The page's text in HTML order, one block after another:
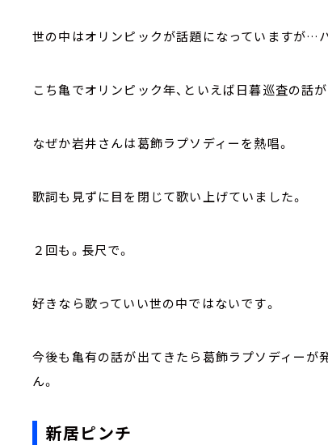
世の中はオリンピックが話題になっていますが…
こち亀でオリンピック年、といえば日暮巡査の話
なぜか岩井さんは葛飾ラプソディーを熱唱。
歌詞も見ずに目を閉じて歌い上げていました。
２回も。長尺で。
好きなら歌っていい世の中ではないです。
今後も亀有の話が出てきたら葛飾ラプソディーが
ん。
新居ピンチ